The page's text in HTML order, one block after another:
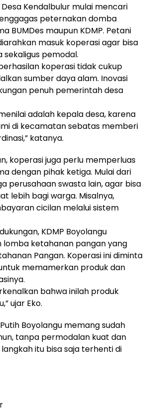
Kendalbulur mulai mencari
peternakan domba
BUMDes maupun KDMP. Petani
masuk koperasi agar bisa
sekaligus pemodal.
koperasi tidak cukup
sumber daya alam. Inovasi
penuh pemerintah desa
adalah kepala desa, karena
di kecamatan sebatas memberi
katanya.
koperasi juga perlu memperluas
dengan pihak ketiga. Mulai dari
perusahaan swasta lain, agar bisa
lebih bagi warga. Misalnya,
cicilan melalui sistem
KDMP Boyolangu
lomba ketahanan pangan yang
Pangan. Koperasi ini diminta
memamerkan produk dan
bahwa inilah produk
ujar Eko.
Boyolangu memang sudah
tanpa permodalan kuat dan
itu bisa saja terhenti di